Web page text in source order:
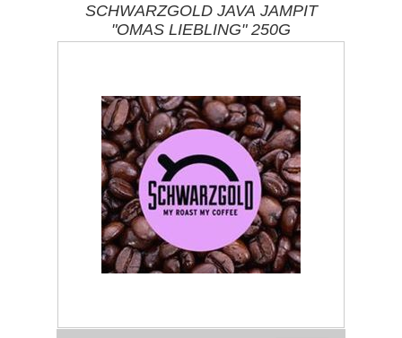
SCHWARZGOLD JAVA JAMPIT
"OMAS LIEBLING" 250G